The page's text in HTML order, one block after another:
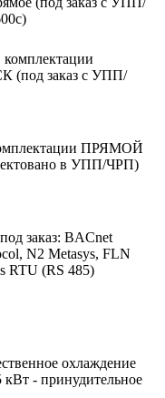
комплектации
заказ с УПП/
ПРЯМОЙ
в УПП/ЧРП)
заказ: BACnet
N2 Metasys, FLN
RTU (RS 485)
охлаждение
кВт - принудительное